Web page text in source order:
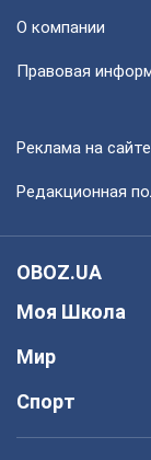
О компании
Правовая
Реклама на сайте
Редакционная
OBOZ.UA
Моя Школа
Мир
Спорт